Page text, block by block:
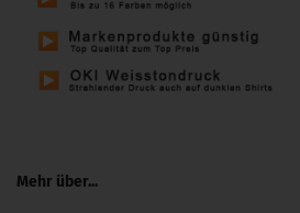
Mehr über...